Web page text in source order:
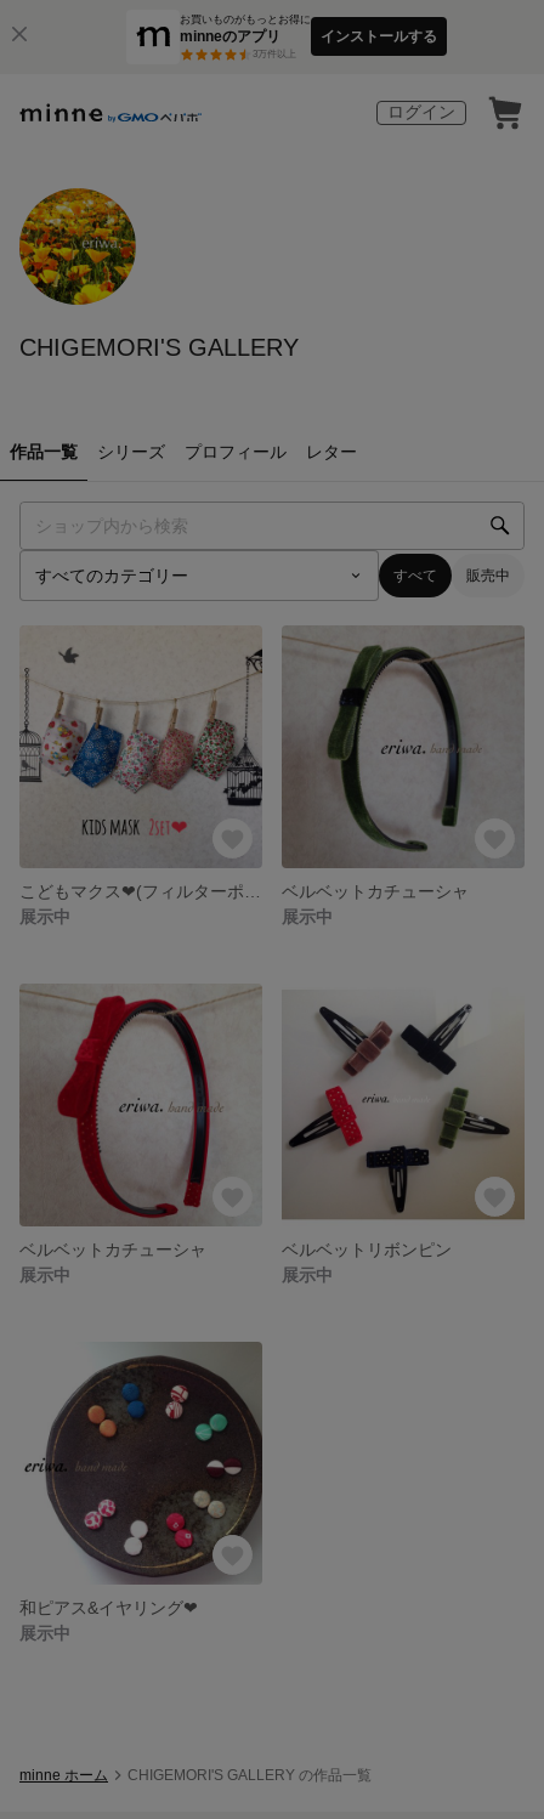
お買いものがもっとお得に
minneのアプリ
3万件以上
インストールする
ログイン
CHIGEMORI'S GALLERY
作品一覧 シリーズ プロフィール レター
すべて 販売中
展示中
ベルベットカチューシャ
展示中
ベルベットカチューシャ
展示中
ベルベットリボンピン
展示中
和ピアス&イヤリング❤︎
展示中
minne ホーム CHIGEMORI'S GALLERY の作品一覧